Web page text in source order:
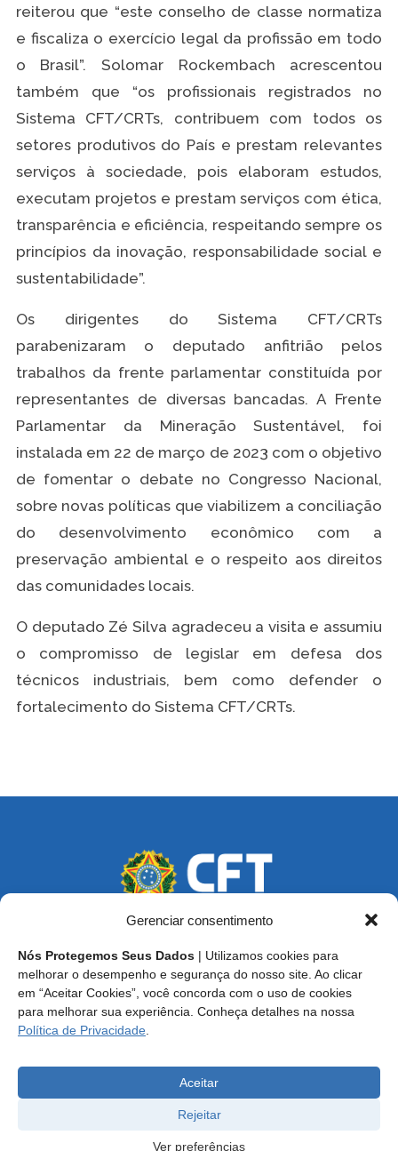
Gerenciar consentimento
Nós Protegemos Seus Dados | Utilizamos cookies para
melhorar o desempenho e segurança do nosso site. Ao clicar
em “Aceitar Cookies”, você concorda com o uso de cookies
para melhorar sua experiência. Conheça detalhes na nossa
Política de Privacidade
Aceitar
Rejeitar
Ver preferências
reiterou que “este conselho de classe normatiza
e fiscaliza o exercício legal da profissão em todo
o Brasil”. Solomar Rockembach acrescentou
também que “os profissionais registrados no
Sistema CFT/CRTs, contribuem com todos os
setores produtivos do País e prestam relevantes
serviços à sociedade, pois elaboram estudos,
executam projetos e prestam serviços com ética,
transparência e eficiência, respeitando sempre os
princípios da inovação, responsabilidade social e
sustentabilidade”.
Os dirigentes do Sistema CFT/CRTs
parabenizaram o deputado anfitrião pelos
trabalhos da frente parlamentar constituída por
representantes de diversas bancadas. A Frente
Parlamentar da Mineração Sustentável, foi
instalada em 22 de março de 2023 com o objetivo
de fomentar o debate no Congresso Nacional,
sobre novas políticas que viabilizem a conciliação
do desenvolvimento econômico com a
preservação ambiental e o respeito aos direitos
das comunidades locais.
O deputado Zé Silva agradeceu a visita e assumiu
o compromisso de legislar em defesa dos
técnicos industriais, bem como defender o
fortalecimento do Sistema CFT/CRTs.
Endereço: SCS, Quadra 02, Bloco D, Ed. Oscar Niemeyer,
9º Andar CEP 70.316-900 - Brasília/DF
Central de Atendimento ao Técnico:0800 016-1515